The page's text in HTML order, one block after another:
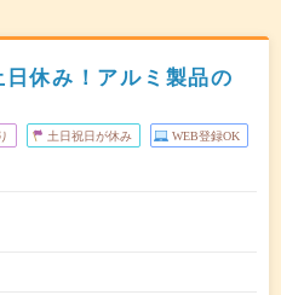
休み！アルミ製品の
土日祝日が休み WEB登録OK